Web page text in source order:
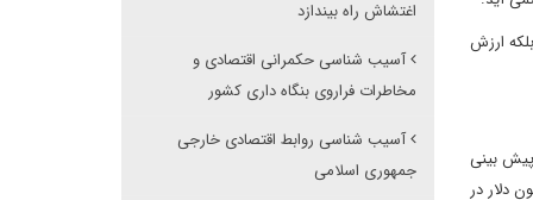
ارزش
پیش بینی
تنها در بخش صادرات فرش، میزان عواید کشور از دو میلیارد و ۷۰۰ میلیون دلار به ۴۰ میلیون دلار در
اغتشاش راه بیندازد
آسیب شناسی حکمرانی اقتصادی و
مخاطرات فراروی بنگاه داری کشور
آسیب شناسی روابط اقتصادی خارجی
جمهوری اسلامی